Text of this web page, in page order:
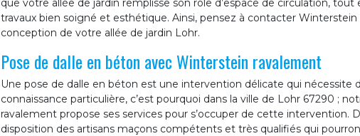
que votre allée de jardin remplisse son rôle d’espace de circulation, tout
travaux bien soigné et esthétique. Ainsi, pensez à contacter Winterstein
conception de votre allée de jardin Lohr.
Pose de dalle en béton avec Winterstein ravalement
Une pose de dalle en béton est une intervention délicate qui nécessite
connaissance particulière, c’est pourquoi dans la ville de Lohr 67290 ;
ravalement propose ses services pour s’occuper de cette intervention.
disposition des artisans maçons compétents et très qualifiés qui